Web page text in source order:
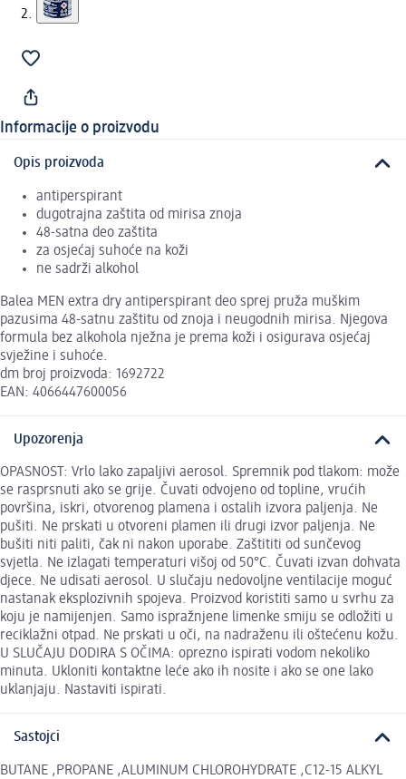
Informacije o proizvodu
Opis proizvoda
antiperspirant
dugotrajna zaštita od mirisa znoja
48-satna deo zaštita
za osjećaj suhoće na koži
ne sadrži alkohol
Balea MEN extra dry antiperspirant deo sprej pruža muškim
pazusima 48-satnu zaštitu od znoja i neugodnih mirisa. Njegova
formula bez alkohola nježna je prema koži i osigurava osjećaj
svježine i suhoće.
dm broj proizvoda: 1692722
EAN: 4066447600056
Upozorenja
OPASNOST: Vrlo lako zapaljivi aerosol. Spremnik pod tlakom: može
se rasprsnuti ako se grije. Čuvati odvojeno od topline, vrućih
površina, iskri, otvorenog plamena i ostalih izvora paljenja. Ne
pušiti. Ne prskati u otvoreni plamen ili drugi izvor paljenja. Ne
bušiti niti paliti, čak ni nakon uporabe. Zaštititi od sunčevog
svjetla. Ne izlagati temperaturi višoj od 50°C. Čuvati izvan dohvata
djece. Ne udisati aerosol. U slučaju nedovoljne ventilacije moguć
nastanak eksplozivnih spojeva. Proizvod koristiti samo u svrhu za
koju je namijenjen. Samo ispražnjene limenke smiju se odložiti u
reciklažni otpad. Ne prskati u oči, na nadraženu ili oštećenu kožu.
U SLUČAJU DODIRA S OČIMA: oprezno ispirati vodom nekoliko
minuta. Ukloniti kontaktne leće ako ih nosite i ako se one lako
uklanjaju. Nastaviti ispirati.
Sastojci
BUTANE ,PROPANE ,ALUMINUM CHLOROHYDRATE ,C12-15 ALKYL